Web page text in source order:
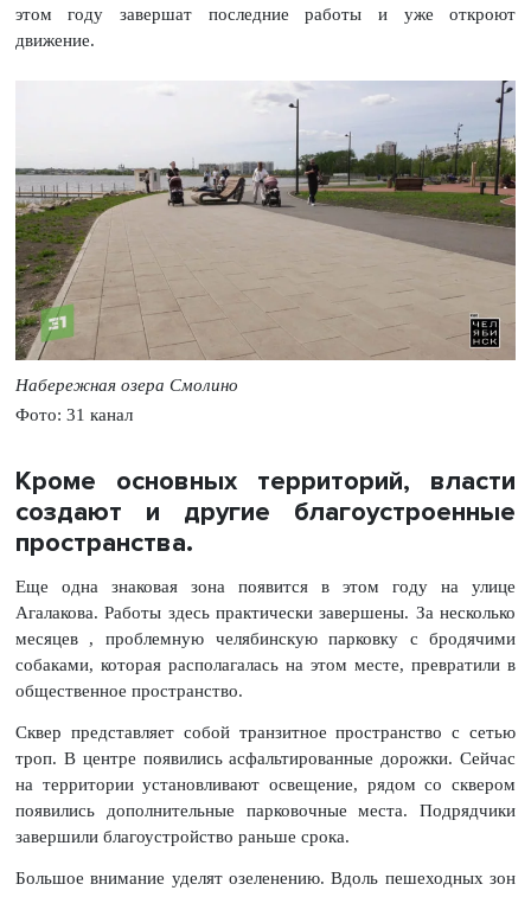
этом году завершат последние работы и уже откроют
движение.
Набережная озера Смолино
Фото: 31 канал
Кроме основных территорий, власти
создают и другие благоустроенные
пространства.
Еще одна знаковая зона появится в этом году на улице
Агалакова. Работы здесь практически завершены. За несколько
месяцев , проблемную челябинскую парковку с бродячими
собаками, которая располагалась на этом месте, превратили в
общественное пространство.
Сквер представляет собой транзитное пространство с сетью
троп. В центре появились асфальтированные дорожки. Сейчас
на территории установливают освещение, рядом со сквером
появились дополнительные парковочные места. Подрядчики
завершили благоустройство раньше срока.
Большое внимание уделят озеленению. Вдоль пешеходных зон